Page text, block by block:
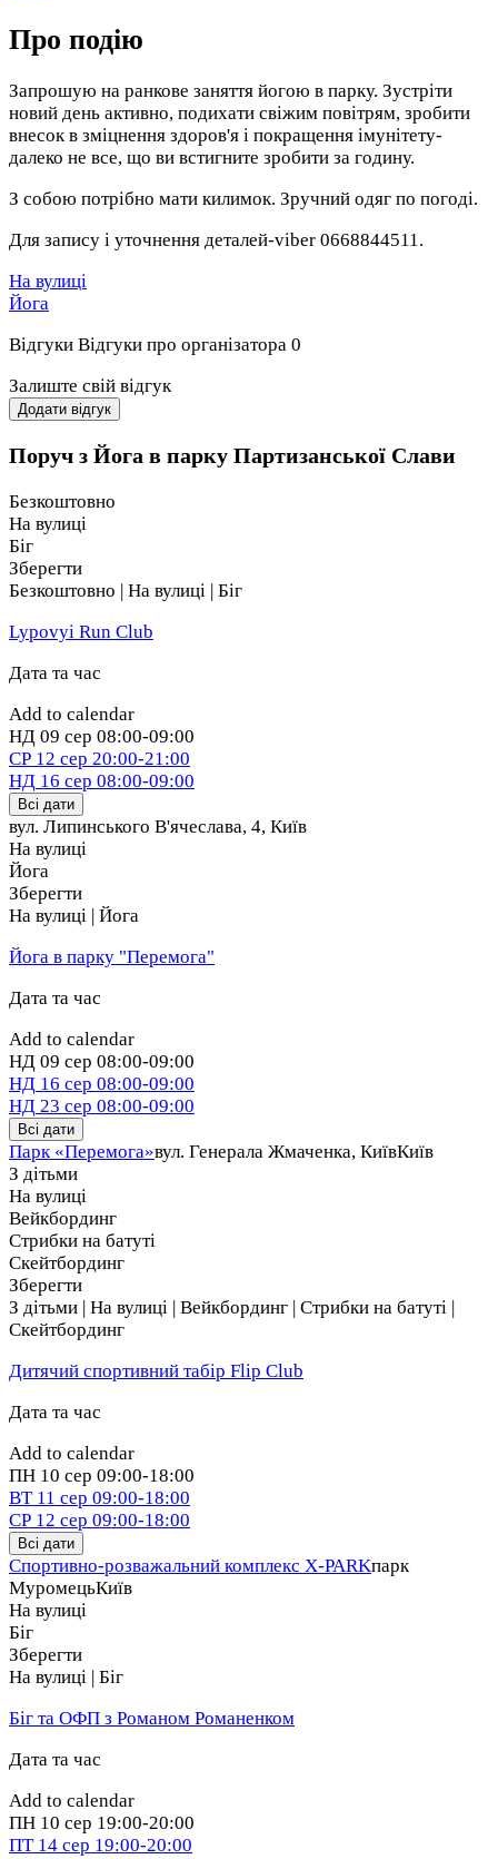
Про подію
Запрошую на ранкове заняття йогою в парку. Зустріти
новий день активно, подихати свіжим повітрям, зробити
внесок в зміцнення здоров'я і покращення імунітету-
далеко не все, що ви встигните зробити за годину.
З собою потрібно мати килимок. Зручний одяг по погоді.
Для запису і уточнення деталей-viber 0668844511.
На вулиці
Йога
Відгуки Відгуки про організатора 0
Залиште свій відгук
Додати відгук
Поруч з Йога в парку Партизанської Слави
Безкоштовно
На вулиці
Біг
Зберегти
Безкоштовно | На вулиці | Біг
Lypovyi Run Club
Дата та час
Add to calendar
НД 09 сер 08:00-09:00
СР 12 сер 20:00-21:00
НД 16 сер 08:00-09:00
Всі дати
вул. Липинського В'ячеслава, 4, Київ
На вулиці
Йога
Зберегти
На вулиці | Йога
Йога в парку "Перемога"
Дата та час
Add to calendar
НД 09 сер 08:00-09:00
НД 16 сер 08:00-09:00
НД 23 сер 08:00-09:00
Всі дати
Парк «Перемога»вул. Генерала Жмаченка, КиївКиїв
З дітьми
На вулиці
Вейкбординг
Стрибки на батуті
Скейтбординг
Зберегти
З дітьми | На вулиці | Вейкбординг | Стрибки на батуті |
Скейтбординг
Дитячий спортивний табір Flip Club
Дата та час
Add to calendar
ПН 10 сер 09:00-18:00
ВТ 11 сер 09:00-18:00
СР 12 сер 09:00-18:00
Всі дати
Спортивно-розважальний комплекс X-PARKпарк
МуромецьКиїв
На вулиці
Біг
Зберегти
На вулиці | Біг
Біг та ОФП з Романом Романенком
Дата та час
Add to calendar
ПН 10 сер 19:00-20:00
ПТ 14 сер 19:00-20:00